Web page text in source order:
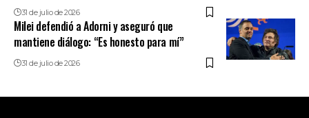
31 de julio de 2026
Milei defendió a Adorni y aseguró que
mantiene diálogo: “Es honesto para mí”
31 de julio de 2026